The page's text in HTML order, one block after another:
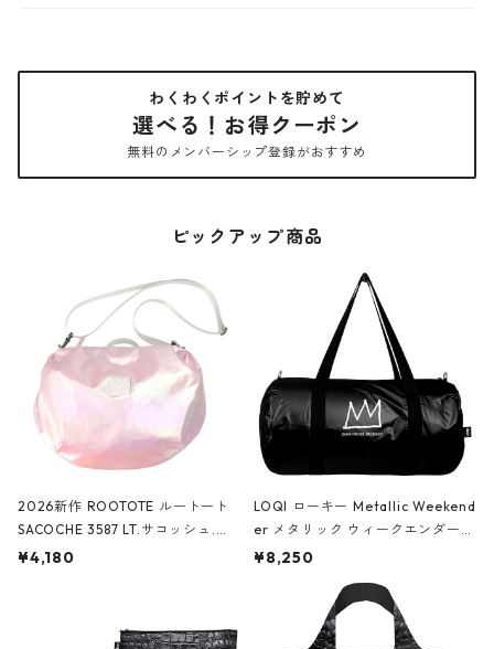
わくわくポイントを貯めて
選べる！お得クーポン
無料のメンバーシップ登録がおすすめ
ピックアップ商品
2026新作 ROOTOTE ルートート
SACOCHE 3587 LT.サコッシュ.ル
ミエ-B ショルダーバッグ グロスピ
¥4,180
LOQI ローキー Metallic Weekend
er メタリック ウィークエンダー
ボストンバッグ ショルダーバッグ
Black ジャン=ミッシェル・バスキ
ア/クラウン ブラック
¥8,250